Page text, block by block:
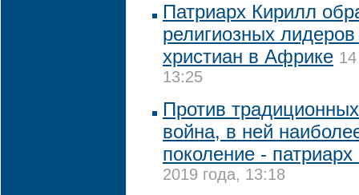
Патриарх Кирилл
религиозных
христиан в Африке
13:25
Против
война, в ней
поколение -
2019 года, 13:18